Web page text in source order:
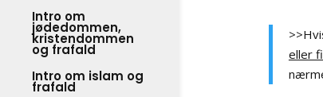
Intro om
jødedommen,
kristendommen
og frafald
Intro om islam og
frafald
eller